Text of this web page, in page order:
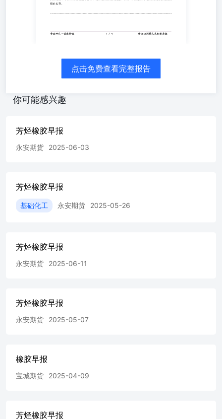
货或维持震荡偏强的走势。 合成胶（BR） 中期观点：震荡
偏弱 日内观点：震荡偏强 参考观点：偏强运行 核心逻辑：
成胶期货盘面震荡偏弱运行。供应端，多套顺丁装置检修结
存缓慢去化，现货流通货源充足。需求端分化明显，半钢胎
受益乘用车产销回暖开工小幅回升，带来稳定刚需；但全钢
中补库。天胶与合成胶价差维持合理区间，部分轮胎厂小幅
增加顺丁替代用量形成底部支撑。短期下游淡季未完全结
提振，预计本周三国内合成橡胶期货或维持震荡偏强的走
省 杭 州 市 求 是 路8号 公 元 大 厦 南 裙1-5楼咨 询 热 线
城 期 货 投 资 咨 询 部 成 员 信 息 。 作者声明 作者具有中
国期货业协会授予的期货从业资格证书，期货投资咨询资格
证书，作者承诺以勤勉的职业态度，独立、客观地出具本报
式的报酬。 免责条款 除非另有说明，宝城期货有限责任公
司（以下简称“宝城期货”）拥有本报告的版权。未经宝城期
货事先书面授权许可，任何机构或个人不得更改或以任何方
但不担保其内容的准确性或完整性。客户不应单纯依靠本报
告而取代个人的独立判断。本报告所载内容反映的是宝城期
货在最初发表本报告日期当日的判断，宝城期货可发出其它
宝城期货不对因客户使用本报告而导致的损失负任何责任。
资、法律、会计或税务建议或担保任何内容适合客户，本报
点击免费查看完整报告
你可能感兴趣
芳烃橡胶早报
永安期货 2025-06-03
芳烃橡胶早报
基础化工 永安期货 2025-05-26
芳烃橡胶早报
永安期货 2025-06-11
芳烃橡胶早报
永安期货 2025-05-07
橡胶早报
宝城期货 2025-04-09
芳烃橡胶早报